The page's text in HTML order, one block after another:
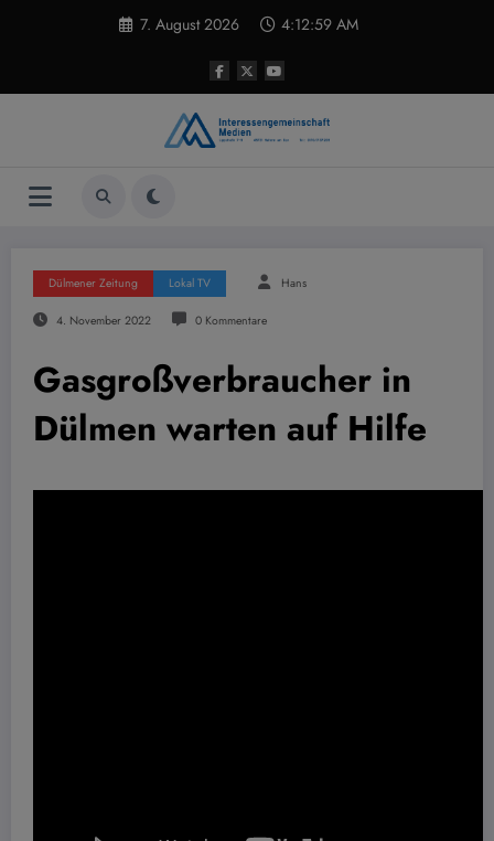
7. August 2026 4:13:00 AM
Dülmener Zeitung Lokal TV Hans
4. November 2022 0 Kommentare
Gasgroßverbraucher in
Dülmen warten auf Hilfe